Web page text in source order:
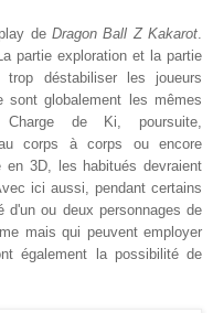
de Dragon Ball Z Kakarot.
partie exploration et la partie
déstabiliser les joueurs
globalement les mêmes
de Ki, poursuite,
au corps à corps ou encore
en 3D, les habitués devraient
ici aussi, pendant certains
d'un ou deux personnages de
mais qui peuvent employer
également la possibilité de